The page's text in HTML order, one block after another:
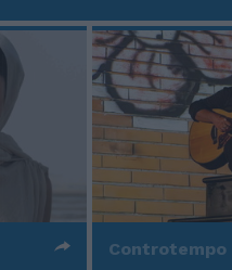
Controtempo